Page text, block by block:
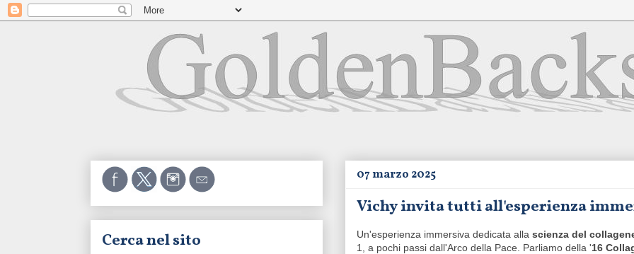
07 marzo 2025
Vichy invita tutti all'esperienza
Un'esperienza immersiva dedicata alla scienza del
1, a pochi passi dall'Arco della Pace. Parliamo della '16
Cerca nel sito